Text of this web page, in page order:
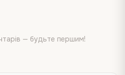
— будьте першим!